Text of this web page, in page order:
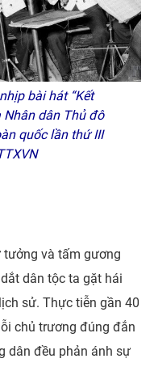
bài hát “Kết
Nhân dân Thủ đô
quốc lần thứ III
tưởng và tấm gương
dân tộc ta gặt hái
sử. Thực tiễn gần 40
chủ trương đúng đắn
dân đều phản ánh sự